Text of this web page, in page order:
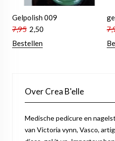
Gelpolish 009
7,95 2,50
Bestellen
Over Crea B'elle
Medische pedicure en
van Victoria vynn, Vasco,